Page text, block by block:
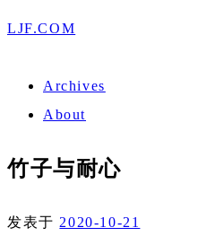
LJF.COM
Archives
About
竹子与耐心
发表于 2020-10-21